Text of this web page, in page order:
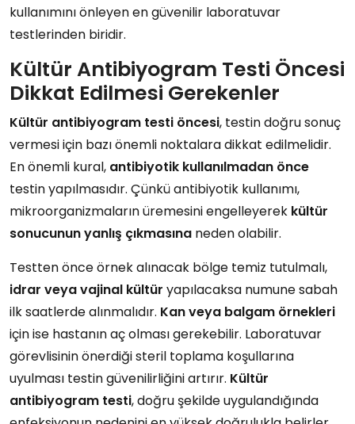
kullanımını önleyen en güvenilir laboratuvar
testlerinden biridir.
Kültür Antibiyogram Testi Öncesi
Dikkat Edilmesi Gerekenler
Kültür antibiyogram testi öncesi, testin doğru sonuç
vermesi için bazı önemli noktalara dikkat edilmelidir.
En önemli kural, antibiyotik kullanılmadan önce
testin yapılmasıdır. Çünkü antibiyotik kullanımı,
mikroorganizmaların üremesini engelleyerek kültür
sonucunun yanlış çıkmasına neden olabilir.
Testten önce örnek alınacak bölge temiz tutulmalı,
idrar veya vajinal kültür yapılacaksa numune sabah
ilk saatlerde alınmalıdır. Kan veya balgam örnekleri
için ise hastanın aç olması gerekebilir. Laboratuvar
görevlisinin önerdiği steril toplama koşullarına
uyulması testin güvenilirliğini artırır. Kültür
antibiyogram testi, doğru şekilde uygulandığında